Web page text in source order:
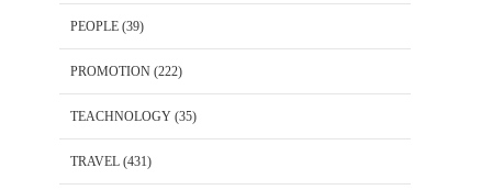
PEOPLE (39)
PROMOTION (222)
TEACHNOLOGY (35)
TRAVEL (431)